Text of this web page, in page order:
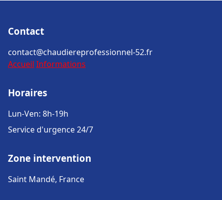
Contact
contact@chaudiereprofessionnel-52.fr
Accueil Informations
Horaires
Lun-Ven: 8h-19h
Service d'urgence 24/7
Zone intervention
Saint Mandé, France